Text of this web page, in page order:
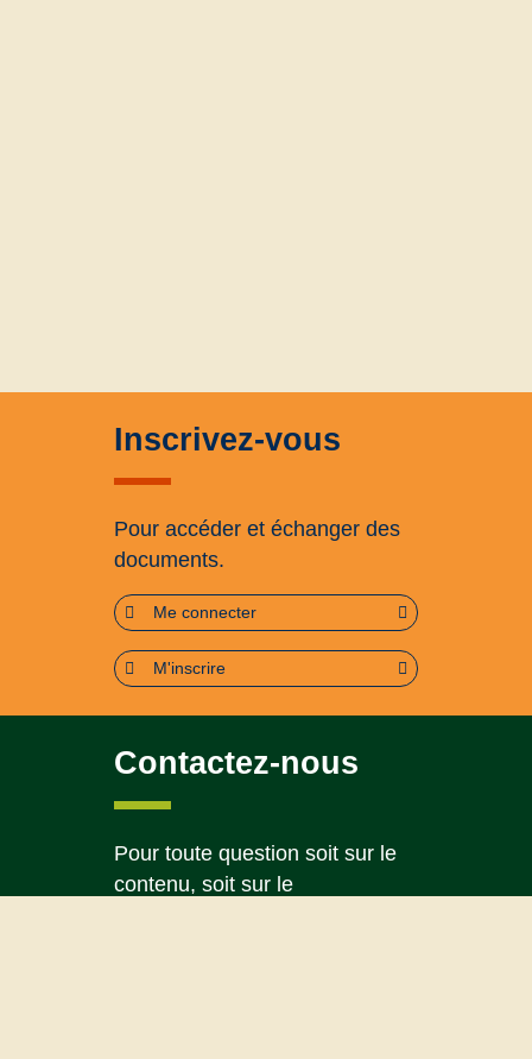
Inscrivez-vous
Pour accéder et échanger des
documents.
Me connecter
M'inscrire
Contactez-nous
Pour toute question soit sur le
contenu, soit sur le